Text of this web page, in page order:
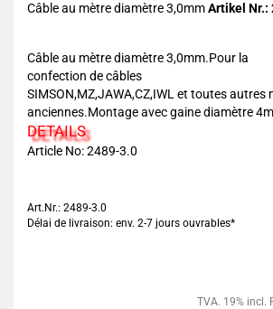
Câble au mètre diamètre 3,0mmArtikel Nr.:
Câble au mètre diamètre 3,0mm.Pour la
confection de câbles
SIMSON,MZ,JAWA,CZ,IWL et toutes autres
anciennes.Montage avec gaine diamètre
DETAILS
Article No: 2489-3.0
Art.Nr.: 2489-3.0
Délai de livraison: env. 2-7 jours ouvrables*
TVA. 19% incl.